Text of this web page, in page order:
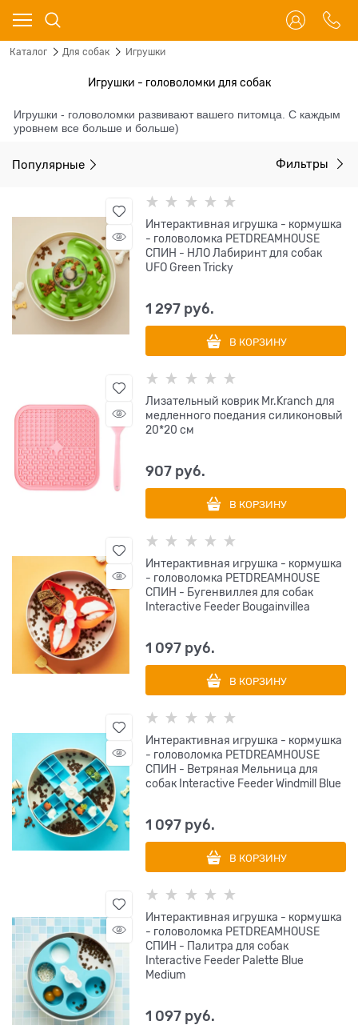
Каталог Для собак Игрушки
Игрушки - головоломки для собак
Игрушки - головоломки развивают вашего питомца. С каждым
уровнем все больше и больше)
Популярные Фильтры
Интерактивная игрушка - кормушка
- головоломка PETDREAMHOUSE
СПИН - НЛО Лабиринт для собак
UFO Green Tricky
1 297 руб.
В КОРЗИНУ
Лизательный коврик Mr.Kranch для
медленного поедания силиконовый
20*20 см
907 руб.
В КОРЗИНУ
Интерактивная игрушка - кормушка
- головоломка PETDREAMHOUSE
СПИН - Бугенвиллея для собак
Interactive Feeder Bougainvillea
1 097 руб.
В КОРЗИНУ
Интерактивная игрушка - кормушка
- головоломка PETDREAMHOUSE
СПИН - Ветряная Мельница для
собак Interactive Feeder Windmill Blue
1 097 руб.
В КОРЗИНУ
Интерактивная игрушка - кормушка
- головоломка PETDREAMHOUSE
СПИН - Палитра для собак
Interactive Feeder Palette Blue
Medium
1 097 руб.